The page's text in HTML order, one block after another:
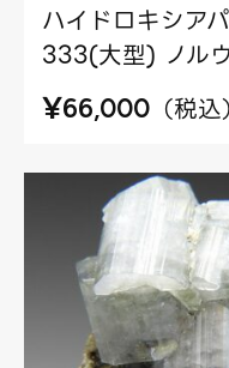
ハイドロキシア
333(大型) ノル
¥66,000 （税込）